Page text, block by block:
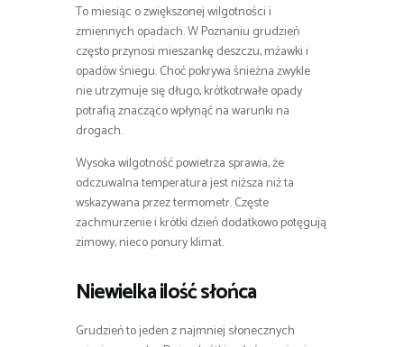
To miesiąc o zwiększonej wilgotności i
zmiennych opadach. W Poznaniu grudzień
często przynosi mieszankę deszczu, mżawki i
opadów śniegu. Choć pokrywa śnieżna zwykle
nie utrzymuje się długo, krótkotrwałe opady
potrafią znacząco wpłynąć na warunki na
drogach.
Wysoka wilgotność powietrza sprawia, że
odczuwalna temperatura jest niższa niż ta
wskazywana przez termometr. Częste
zachmurzenie i krótki dzień dodatkowo potęgują
zimowy, nieco ponury klimat.
Niewielka ilość słońca
Grudzień to jeden z najmniej słonecznych